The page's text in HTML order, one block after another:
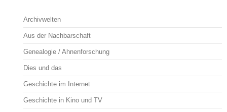
Archivwelten
Aus der Nachbarschaft
Genealogie / Ahnenforschung
Dies und das
Geschichte im Internet
Geschichte in Kino und TV